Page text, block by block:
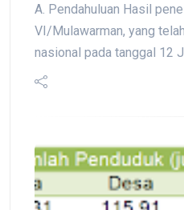
A. Pendahuluan Hasil
VI/Mulawarman, yang
nasional pada tanggal 12